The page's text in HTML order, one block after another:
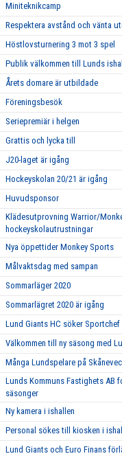
Miniteknikcamp
Respektera avstånd och vänta
Höstlovsturnering 3 mot 3 spel
Publik välkommen till Lunds ishall
Årets domare är utbildade
Föreningsbesök
Seriepremiär i helgen
Grattis och lycka till
J20-laget är igång
Hockeyskolan 20/21 är igång
Huvudsponsor
Klädesutprovning Warrior/
hockeyskolautrustningar
Nya öppettider Monkey Sports
Målvaktsdag med sampan
Sommarläger 2020
Sommarlägret 2020 är igång
Lund Giants HC söker
Välkommen till ny säsong med
Många Lundspelare på
Lunds Kommuns Fastighets AB
säsonger
Ny kamera i ishallen
Personal sökes till kiosken i
Lund Giants och Euro Finans